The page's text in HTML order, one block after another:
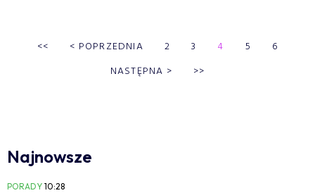
<< < POPRZEDNIA 2 3 4 5
6
NASTĘPNA > >>
Najnowsze
PORADY 10:28